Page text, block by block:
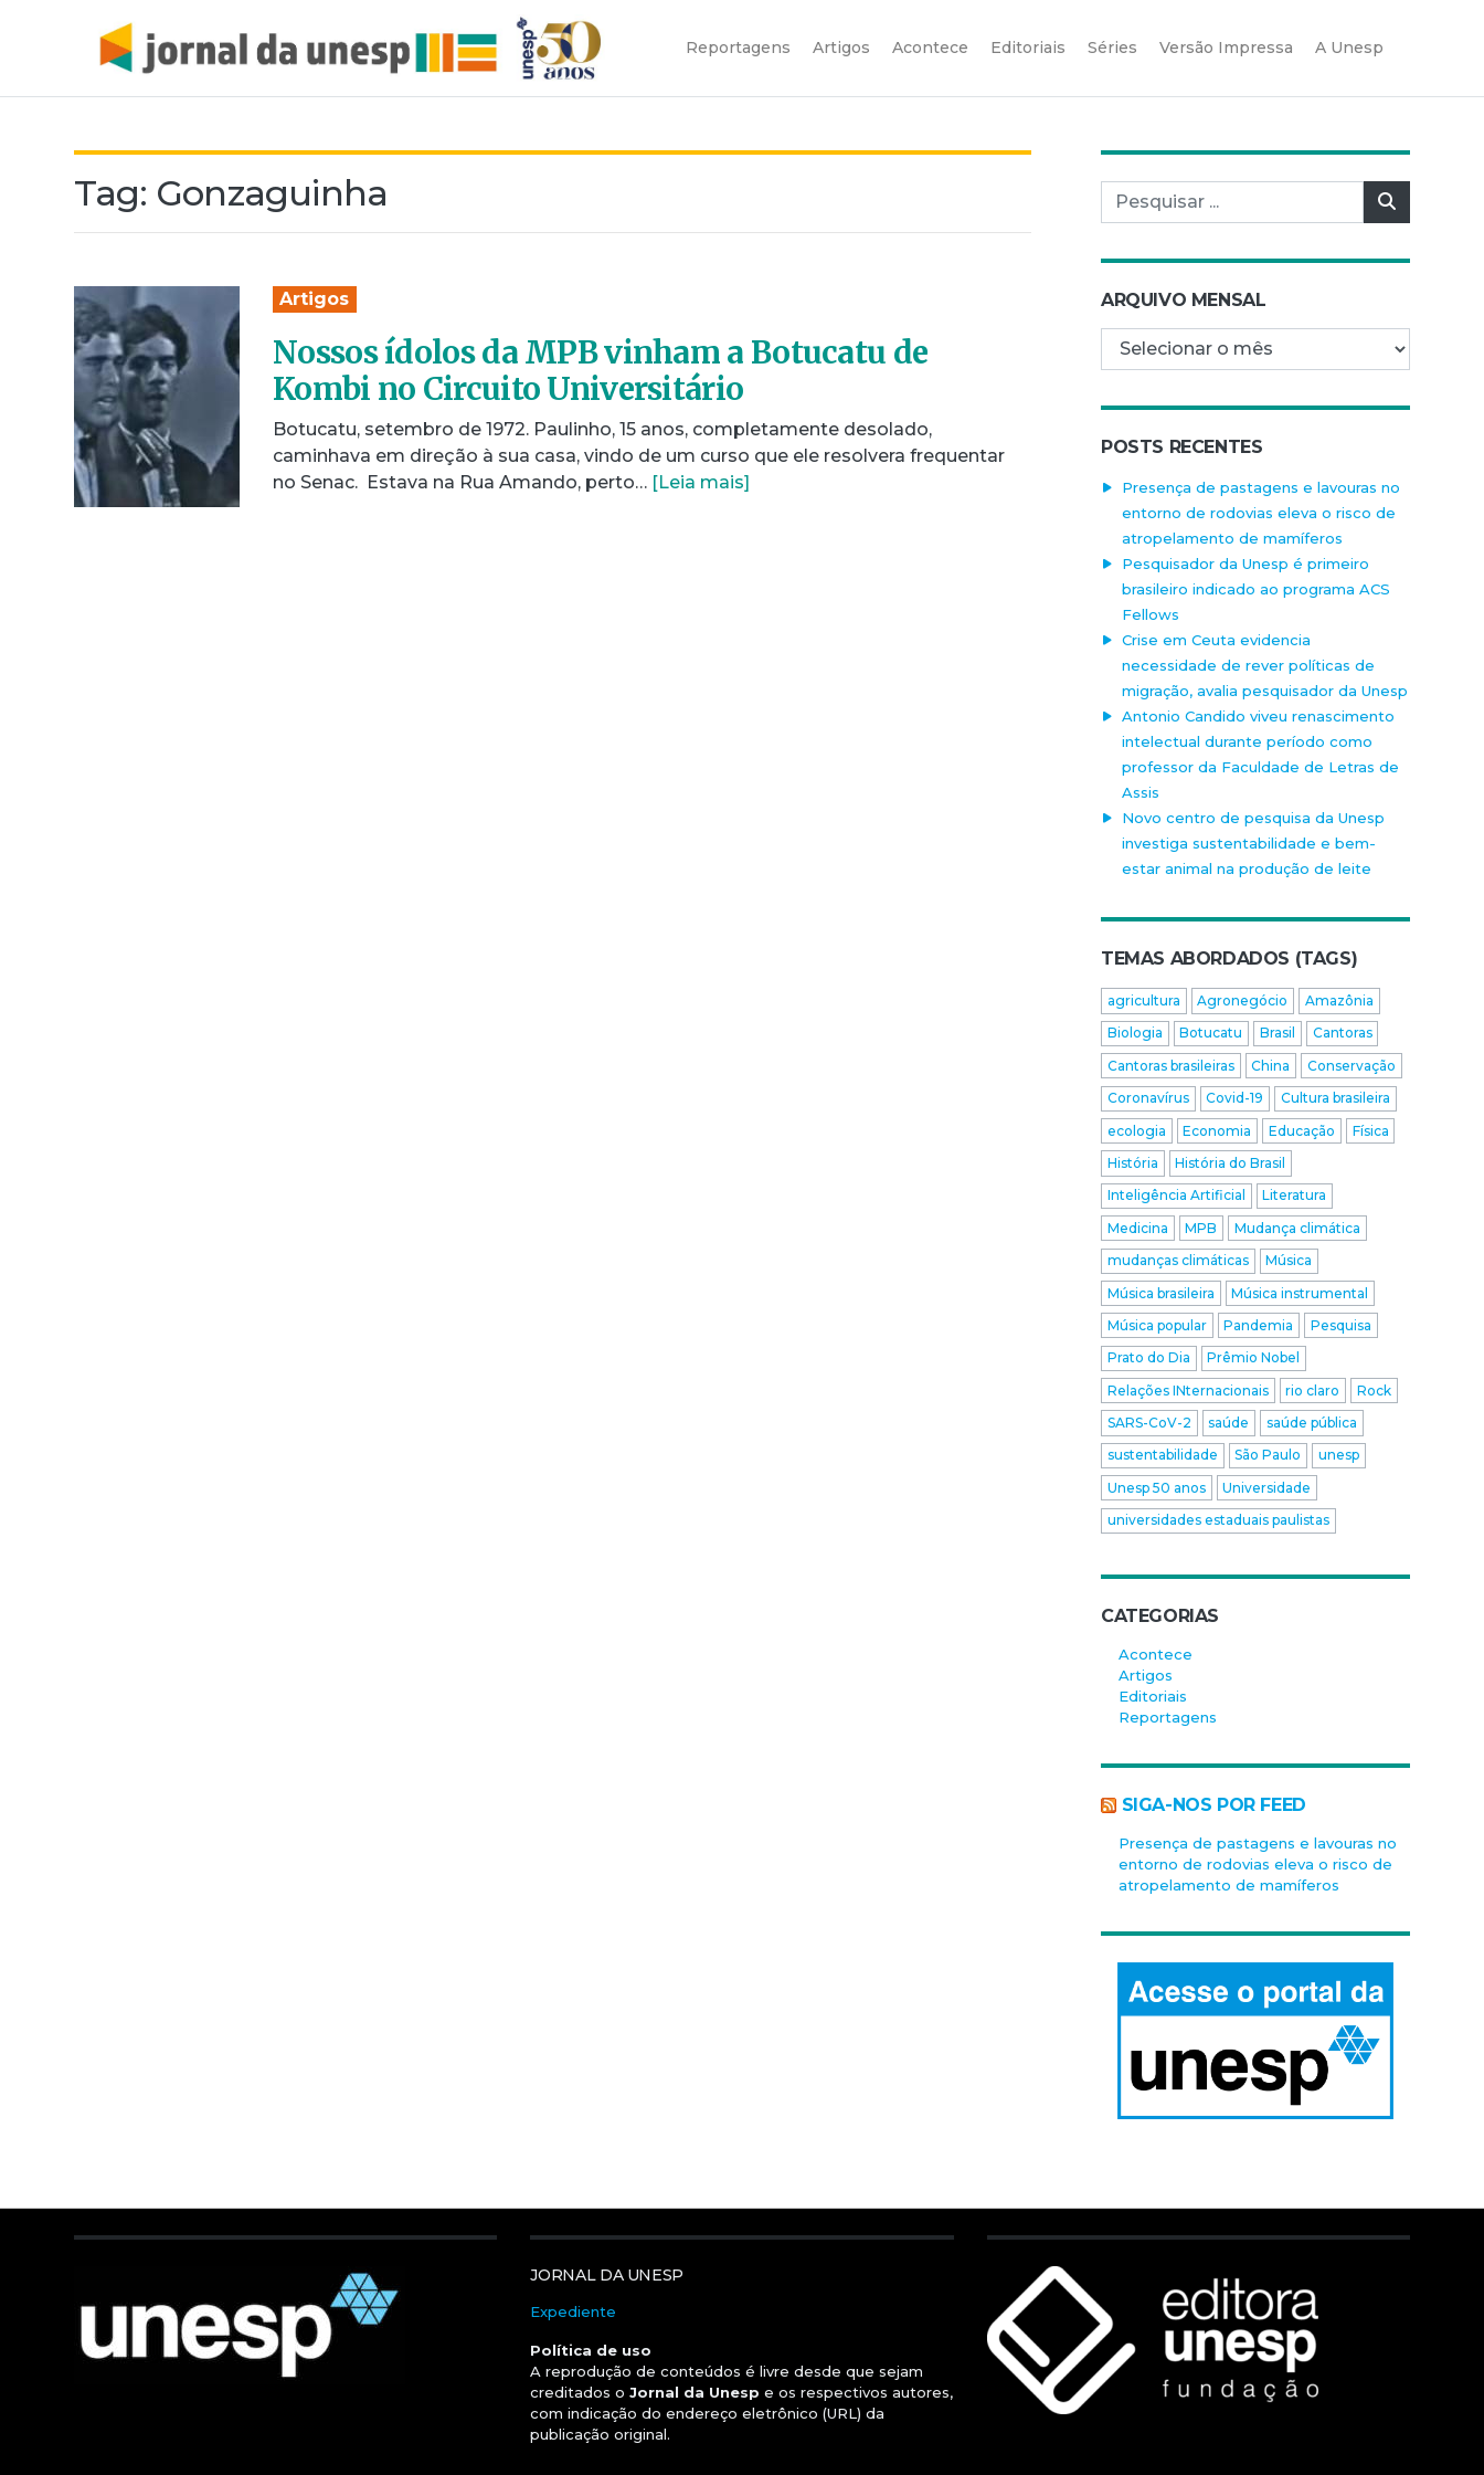
Reportagens Artigos Acontece Editoriais Séries Versão Impressa A Unesp
Tag: Gonzaguinha
Artigos
Nossos ídolos da MPB vinham a Botucatu de
Kombi no Circuito Universitário
Botucatu, setembro de 1972. Paulinho, 15 anos, completamente desolado,
caminhava em direção à sua casa, vindo de um curso que ele resolvera frequentar
no Senac. Estava na Rua Amando, perto… [Leia mais]
Pesquisar por:
ARQUIVO MENSAL
Arquivo mensal
POSTS RECENTES
Presença de pastagens e lavouras no
entorno de rodovias eleva o risco de
atropelamento de mamíferos
Pesquisador da Unesp é primeiro
brasileiro indicado ao programa ACS
Fellows
Crise em Ceuta evidencia
necessidade de rever políticas de
migração, avalia pesquisador da Unesp
Antonio Candido viveu renascimento
intelectual durante período como
professor da Faculdade de Letras de
Assis
Novo centro de pesquisa da Unesp
investiga sustentabilidade e bem-
estar animal na produção de leite
TEMAS ABORDADOS (TAGS)
agricultura Agronegócio
Amazônia
Biologia
Botucatu Brasil
Cantoras
Cantoras brasileiras
China
Conservação
Coronavírus
Covid-19
Cultura brasileira
ecologia
Economia Educação
Física
História
História do Brasil
Inteligência Artificial
Literatura
Medicina
MPB
Mudança climática
mudanças climáticas
Música
Música brasileira
Música instrumental
Música popular
Pandemia
Pesquisa
Prato do Dia
Prêmio Nobel
Relações INternacionais
rio claro
Rock
SARS-CoV-2
saúde
saúde pública
sustentabilidade
São Paulo
unesp
Unesp 50 anos
Universidade
universidades estaduais paulistas
CATEGORIAS
Acontece
Artigos
Editoriais
Reportagens
SIGA-NOS POR FEED
Presença de pastagens e lavouras no
entorno de rodovias eleva o risco de
atropelamento de mamíferos
JORNAL DA UNESP
Expediente
Política de uso
A reprodução de conteúdos é livre desde que sejam
creditados oJornal da Unesp e os respectivos autores,
com indicação do endereço eletrônico (URL) da
publicação original.